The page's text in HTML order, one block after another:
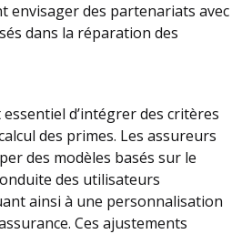
envisager des partenariats avec
dans la réparation des
d’intégrer des critères
des primes. Les assureurs
des modèles basés sur le
des utilisateurs
ainsi à une personnalisation
Ces ajustements